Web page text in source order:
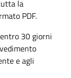
la
PDF.
30 giorni
e agli